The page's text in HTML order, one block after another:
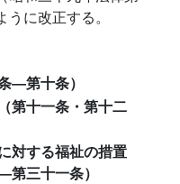
に改正する。
―第十条）
第十一条・第十二
対する福祉の措置
第三十一条）